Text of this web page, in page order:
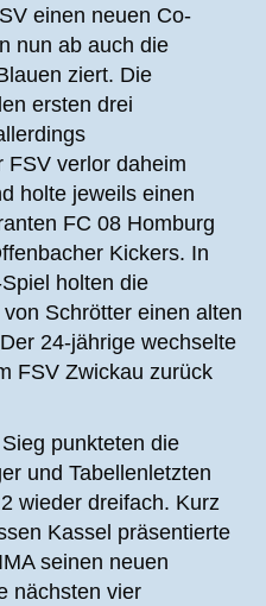
einen neuen Co-
nun ab auch die
ziert. Die
ersten drei
FSV verlor daheim
holte jeweils einen
FC 08 Homburg
Kickers. In
holten die
Schrötter einen alten
24-jährige wechselte
FSV Zwickau zurück
punkteten die
und Tabellenletzten
wieder dreifach. Kurz
Kassel präsentierte
seinen neuen
nächsten vier